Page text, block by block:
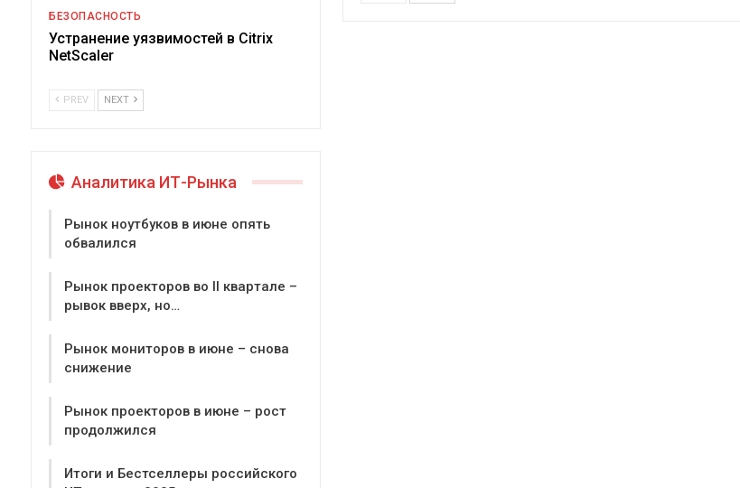
БЕЗОПАСНОСТЬ
Устранение уязвимостей в Citrix
NetScaler
PREV NEXT
Аналитика ИТ-Рынка
Рынок ноутбуков в июне опять
обвалился
Рынок проекторов во II квартале –
рывок вверх, но…
Рынок мониторов в июне – снова
снижение
Рынок проекторов в июне – рост
продолжился
Итоги и Бестселлеры российского